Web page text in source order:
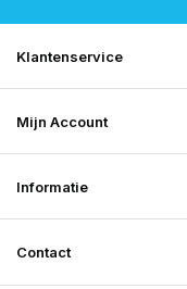
Klantenservice
Mijn Account
Informatie
Contact